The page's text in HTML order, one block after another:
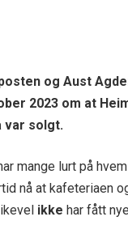
og Aust
2023 om at
var solgt.
mange lurt på
nå at kafeteriaen
ikke har fått